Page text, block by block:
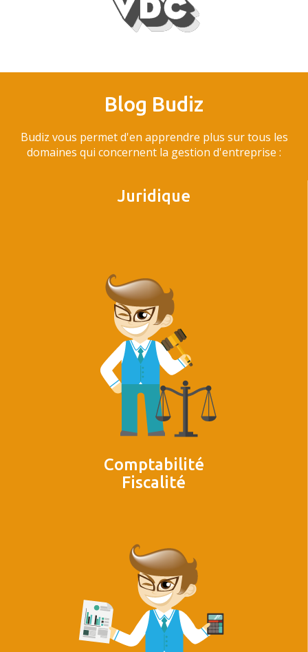
Blog Budiz
Budiz vous permet d'en apprendre plus sur tous les
domaines qui concernent la gestion d'entreprise :
Juridique
Comptabilité
Fiscalité